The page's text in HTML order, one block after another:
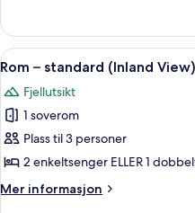
–
standard,
balkong,
Åpne
alle
bildene
av
Rom
–
standard
(Inland
5
Rom – standard (Inland View)
Fjellutsikt
1 soverom
Plass til 3 personer
2 enkeltsenger ELLER 1
Mer informasjon
Mer